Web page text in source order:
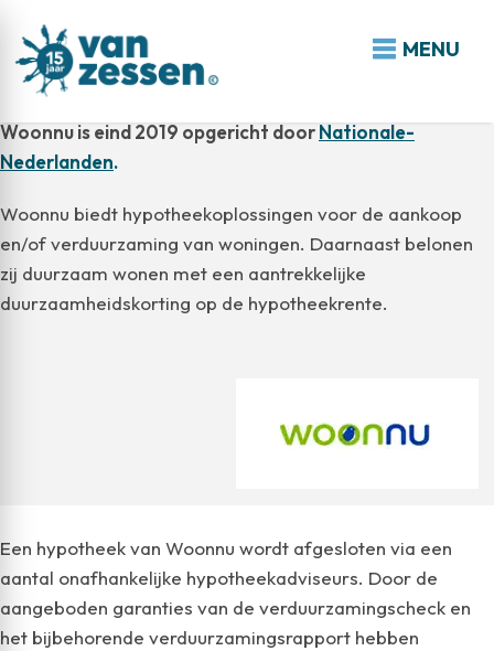
MENU
Woonnu
Woonnu is eind 2019 opgericht doorNationale-
Nederlanden.
Woonnu biedt hypotheekoplossingen voor de aankoop
en/of verduurzaming van woningen. Daarnaast belonen
zij duurzaam wonen met een aantrekkelijke
duurzaamheidskorting op de hypotheekrente.
Een hypotheek van Woonnu wordt afgesloten via een
aantal onafhankelijke hypotheekadviseurs. Door de
aangeboden garanties van de verduurzamingscheck en
het bijbehorende verduurzamingsrapport hebben